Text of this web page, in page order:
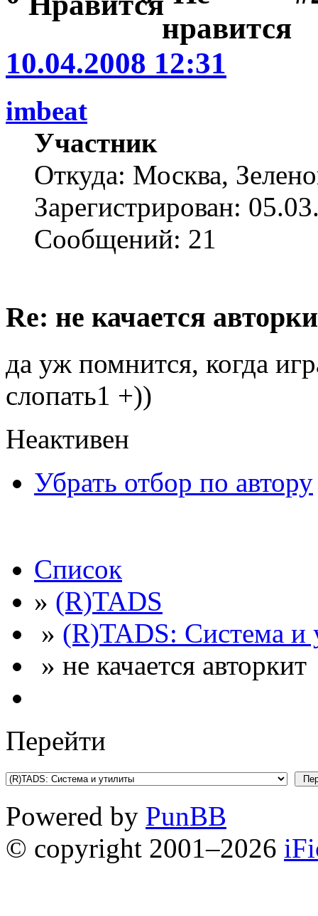
10.04.2008 12:31
imbeat
Участник
Откуда: Москва,
Зарегистрирован:
Сообщений: 21
Re: не качается
да уж помнится, когда
слопать1 +))
Неактивен
Убрать отбор по автору
Список
» (R)TADS
» (R)TADS: Система и
» не качается авторкит
Перейти
Powered by PunBB
© copyright 2001–2026